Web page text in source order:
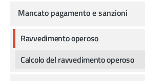
Mancato pagamento e sanzioni
Ravvedimento operoso
Calcolo del ravvedimento operoso